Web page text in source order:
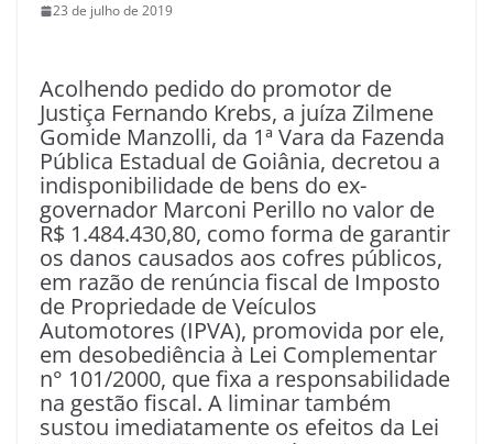
23 de julho de 2019
Acolhendo pedido do promotor de
Justiça Fernando Krebs, a juíza Zilmene
Gomide Manzolli, da 1ª Vara da Fazenda
Pública Estadual de Goiânia, decretou a
indisponibilidade de bens do ex-
governador Marconi Perillo no valor de
R$ 1.484.430,80, como forma de garantir
os danos causados aos cofres públicos,
em razão de renúncia fiscal de Imposto
de Propriedade de Veículos
Automotores (IPVA), promovida por ele,
em desobediência à Lei Complementar
n° 101/2000, que fixa a responsabilidade
na gestão fiscal. A liminar também
sustou imediatamente os efeitos da Lei